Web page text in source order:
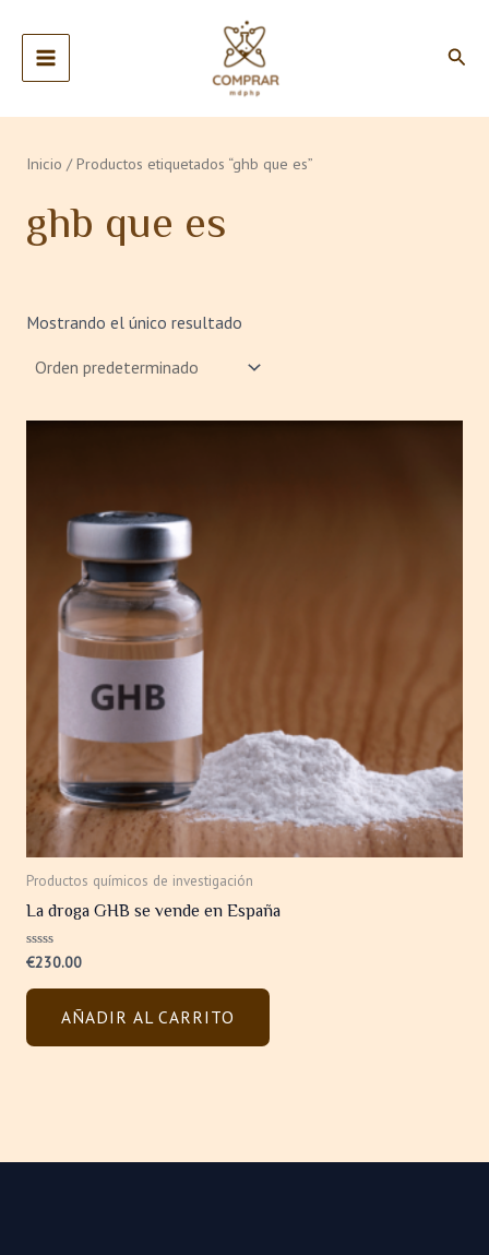
contenidoMENU
Inicio / Productos etiquetados “ghb que es”
ghb que es
Mostrando el único resultado
Productos químicos de investigación
La droga GHB se vende en España
Valorado
0
€230.00
AÑADIR AL CARRITO